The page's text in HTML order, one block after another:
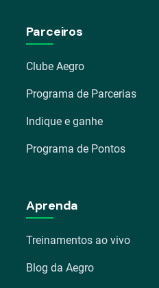
Parceiros
Clube Aegro
Programa de Parcerias
Indique e ganhe
Programa de Pontos
Aprenda
Treinamentos ao vivo
Blog da Aegro